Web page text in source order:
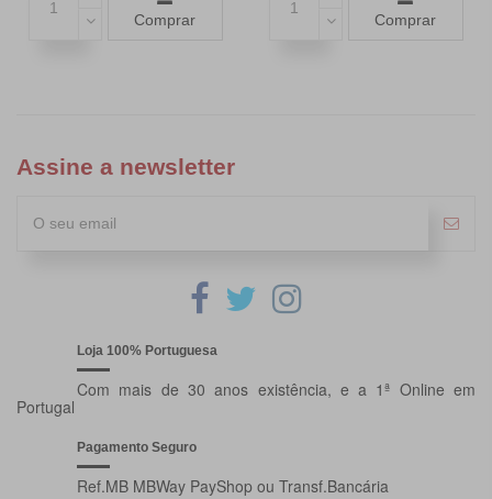
Comprar Comprar
Assine a newsletter
Loja 100% Portuguesa
Com mais de 30 anos existência, e a 1ª Online em
Portugal
Pagamento Seguro
Ref.MB MBWay PayShop ou Transf.Bancária